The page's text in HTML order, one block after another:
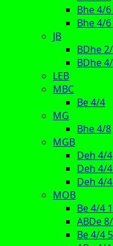
Bhe 4/
Bhe 4/6
JB
BDhe
BDhe
LEB
MBC
Be 4/4
MG
Bhe 4/8
MGB
Deh 4/4
Deh 4/
Deh 4/
MOB
Be 4/4
ABDe
Be 4/4